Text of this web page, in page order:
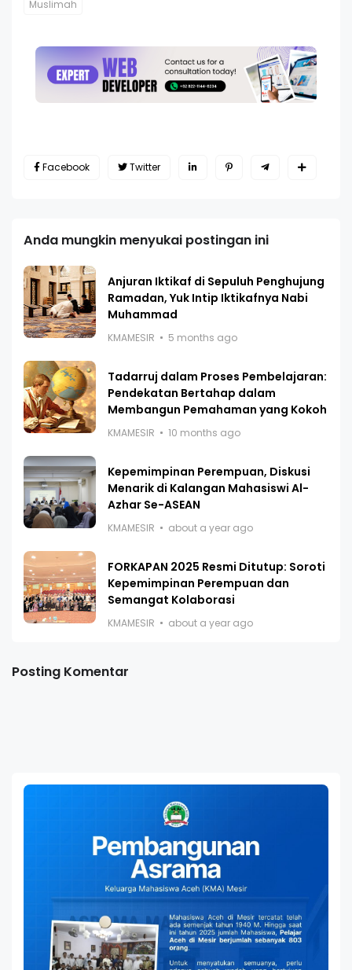
Muslimah
Facebook Twitter
Anda mungkin menyukai postingan ini
Anjuran Iktikaf di Sepuluh Penghujung
Ramadan, Yuk Intip Iktikafnya Nabi
Muhammad
KMAMESIR 5 months ago
Tadarruj dalam Proses Pembelajaran:
Pendekatan Bertahap dalam
Membangun Pemahaman yang Kokoh
KMAMESIR 10 months ago
Kepemimpinan Perempuan, Diskusi
Menarik di Kalangan Mahasiswi Al-
Azhar Se-ASEAN
KMAMESIR about a year ago
FORKAPAN 2025 Resmi Ditutup: Soroti
Kepemimpinan Perempuan dan
Semangat Kolaborasi
KMAMESIR about a year ago
Posting Komentar